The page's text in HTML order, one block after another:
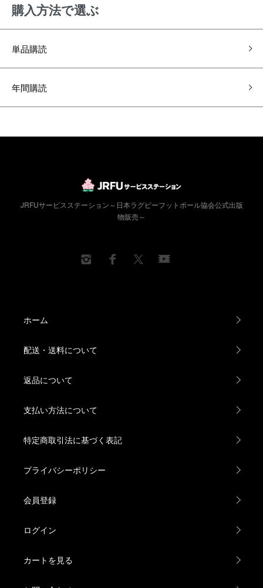
購⼊⽅法で選ぶ
単品購読
年間購読
JRFUサービスステーション～日本ラグビーフットボール協会公式出版
物販売～
ホーム
配送・送料について
返品について
支払い方法について
特定商取引法に基づく表記
プライバシーポリシー
会員登録
ログイン
カートを見る